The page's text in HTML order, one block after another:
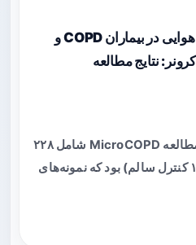
میکروبیوم دهان و راه‌های هوایی در بیماران COPD و
نتایج مطالعه
خلاصه سریع برای خواننده مطالعه MicroCOPD شامل ۲۲۸
نفر (۱۲۷ بیمار COPD و ۱۰۱ کنترل سالم) بود که نمونه‌های